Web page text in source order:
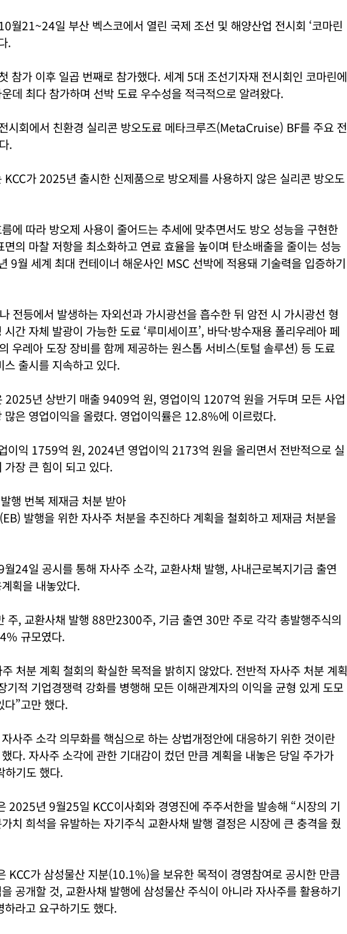
월21~24일 부산 벡스코에서 열린 국제 조선 및 해양산업 전시회 ‘코마린
.
참가 이후 일곱 번째로 참가했다. 세계 5대 조선기자재 전시회인 코마린에
데 최다 참가하며 선박 도료 우수성을 적극적으로 알려왔다.
시회에서 친환경 실리콘 방오도료 메타크루즈(MetaCruise) BF를 주요 전
.
KCC가 2025년 출시한 신제품으로 방오제를 사용하지 않은 실리콘 방오도
에 따라 방오제 사용이 줄어드는 추세에 맞추면서도 방오 성능을 구현한
면의 마찰 저항을 최소화하고 연료 효율을 높이며 탄소배출을 줄이는 성능
9월 세계 최대 컨테이너 해운사인 MSC 선박에 적용돼 기술력을 입증하기
전등에서 발생하는 자외선과 가시광선을 흡수한 뒤 암전 시 가시광선 형
간 자체 발광이 가능한 도료 ‘루미세이프’, 바닥·방수재용 폴리우레아 페
우레아 도장 장비를 함께 제공하는 원스톱 서비스(토털 솔루션) 등 도료
출시를 지속하고 있다.
2025년 상반기 매출 9409억 원, 영업이익 1207억 원을 거두며 모든 사업
많은 영업이익을 올렸다. 영업이익률은 12.8%에 이르렀다.
이익 1759억 원, 2024년 영업이익 2173억 원을 올리면서 전반적으로 실
장 큰 힘이 되고 있다.
행 번복 제재금 처분 받아
발행을 위한 자사주 처분을 추진하다 계획을 철회하고 제재금 처분을
24일 공시를 통해 자사주 소각, 교환사채 발행, 사내근로복지기금 출연
획을 내놓았다.
주, 교환사채 발행 88만2300주, 기금 출연 30만 주로 각각 총발행주식의
규모였다.
처분 계획 철회의 확실한 목적을 밝히지 않았다. 전반적 자사주 처분 계획
기적 기업경쟁력 강화를 병행해 모든 이해관계자의 이익을 균형 있게 도모
다”고만 했다.
사주 소각 의무화를 핵심으로 하는 상법개정안에 대응하기 위한 것이란
다. 자사주 소각에 관한 기대감이 컸던 만큼 계획을 내놓은 당일 주가가
기도 했다.
2025년 9월25일 KCC이사회와 경영진에 주주서한을 발송해 “시장의 기
치 희석을 유발하는 자기주식 교환사채 발행 결정은 시장에 큰 충격을 줬
KCC가 삼성물산 지분(10.1%)을 보유한 목적이 경영참여로 공시한 만큼
공개할 것, 교환사채 발행에 삼성물산 주식이 아니라 자사주를 활용하기
라고 요구하기도 했다.